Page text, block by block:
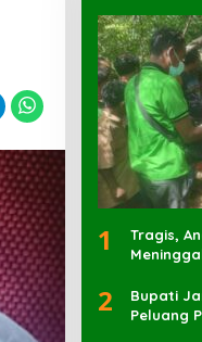
1
Tragis,
2
Bupati
Peluang